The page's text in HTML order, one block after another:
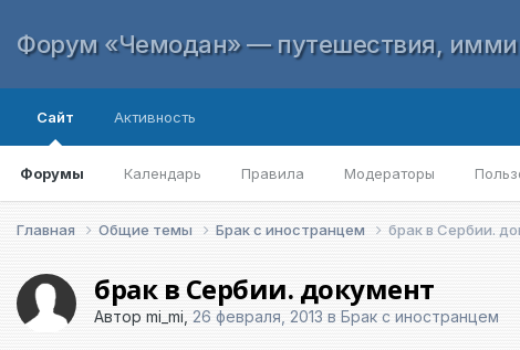
Форум «Чемодан» — путешествия,
Сайт
Форумы Календарь Правила Модераторы
Активность
Главная Общие темы Брак с иностранцем брак в Сербии.
брак в Сербии. документ
Автор mi_mi 26 февраля, 2013 в Брак с иностранцем